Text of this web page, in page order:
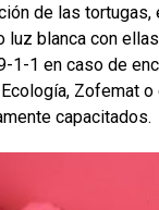
de las tortugas,
luz blanca con
1-1 en caso de
Zofemat
capacitados.